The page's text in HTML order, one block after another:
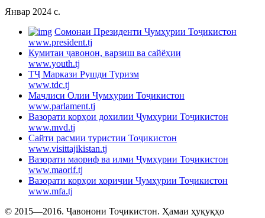
Январ 2024 c.
Cомонаи Президенти Ҷумҳурии Тоҷикистон
www.president.tj
Кумитаи ҷавонон, варзиш ва сайёҳии
www.youth.tj
ТҶ Маркази Рушди Туризм
www.tdc.tj
Маҷлиси Олии Ҷумҳурии Тоҷикистон
www.parlament.tj
Вазорати корҳои дохилии Ҷумҳурии Тоҷикистон
www.mvd.tj
Сайти расмии туристии Тоҷикистон
www.visittajikistan.tj
Вазорати маориф ва илми Ҷумҳурии Тоҷикистон
www.maorif.tj
Вазорати корҳои хориҷии Ҷумҳурии Тоҷикистон
www.mfa.tj
© 2015—2016. Ҷавонони Тоҷикистон. Ҳамаи ҳуқуқҳо